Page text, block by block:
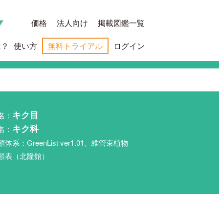
価格 法人向け 掲載図鑑一覧
使い方 無料トライアル ログイン
： キク目
： キク科
体系：GreenList ver1.01、維管束植物
表（北隆館）